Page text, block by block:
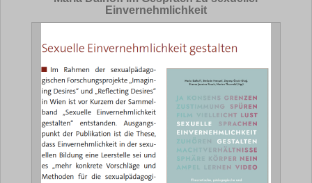
Einvernehmlichkeit